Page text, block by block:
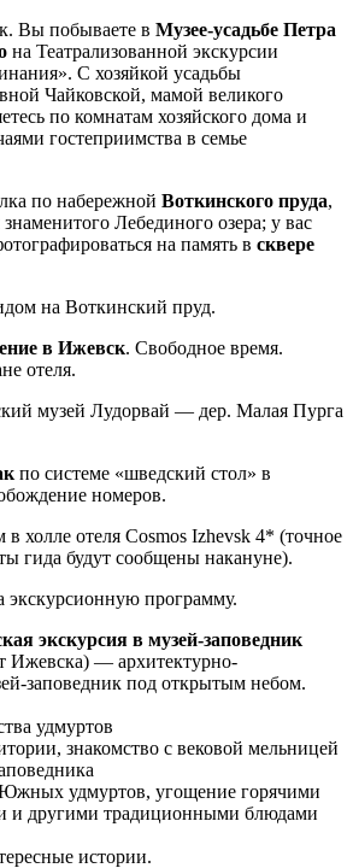
Вы побываете в Музее-усадьбе Петра
на Театрализованной экскурсии
С хозяйкой усадьбы
Чайковской, мамой великого
по комнатам хозяйского дома и
гостеприимства в семье
по набережной Воткинского пруда,
Лебединого озера; у вас
на память в сквере
на Воткинский пруд.
в Ижевск. Свободное время.
отеля.
музей Лудорвай — дер. Малая Пурга
по системе «шведский стол» в
номеров.
в холле отеля Cosmos Izhevsk 4* (точное
гида будут сообщены накануне).
экскурсионную программу.
экскурсия в музей-заповедник
Ижевска) — архитектурно-
заповедник под открытым небом.
удмуртов
знакомство с вековой мельницей
удмуртов, угощение горячими
и другими традиционными блюдами
истории.